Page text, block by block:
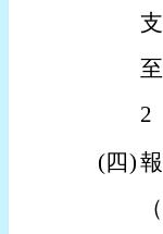
2
(四)